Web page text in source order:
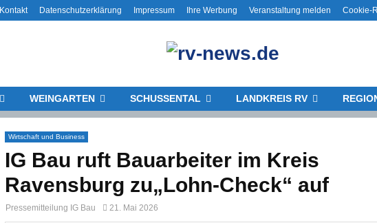
Kontakt Datenschutzerklärung Impressum Ihre Werbung Veranstaltung melden Cookie-
WEINGARTEN SCHUSSENTAL LANDKREIS RV
Wirtschaft und Business
IG Bau ruft Bauarbeiter im Kreis
Ravensburg zu„Lohn-Check“ auf
Pressemitteilung IG Bau 21. Mai 2026